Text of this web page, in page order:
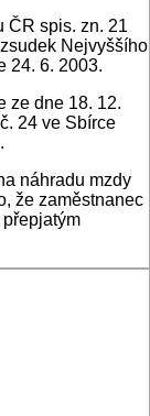
ČR spis. zn. 21
Nejvyššího
24. 6. 2003.
ze dne 18. 12.
24 ve Sbírce
náhradu mzdy
že zaměstnanec